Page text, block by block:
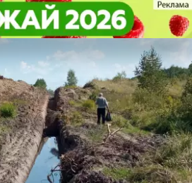
перекрыли путь на
кладбище
перекрыли путь на
кладбище
курсы
Пензе